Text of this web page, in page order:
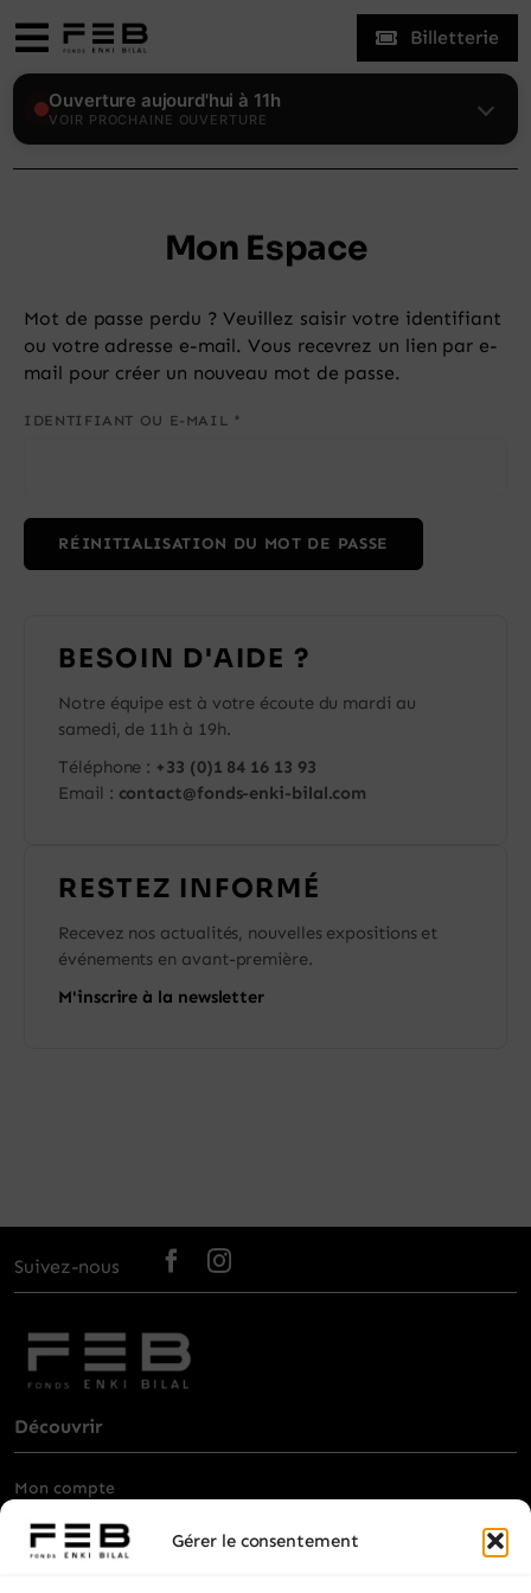
Gérer le consentement
to
Ouverture aujourd'hui à 11h
VOIR PROCHAINE OUVERTURE
Toggle
Navigation
Expositions
Le Fonds
Visiter
Billetterie
Mon Espace
Mot de passe perdu ? Veuillez saisir votre identifiant
ou votre adresse e-mail. Vous recevrez un lien par e-
mail pour créer un nouveau mot de passe.
IDENTIFIANT OU E-MAIL *
RÉINITIALISATION DU MOT DE PASSE
BESOIN D'AIDE ?
Notre équipe est à votre écoute du mardi au
samedi, de 11h à 19h.
Téléphone : +33 (0)1 84 16 13 93
Email : contact@fonds-enki-bilal.com
RESTEZ INFORMÉ
Recevez nos actualités, nouvelles expositions et
événements en avant-première.
M'inscrire à la newsletter
Suivez-nous
Découvrir
Mon compte
Billetterie